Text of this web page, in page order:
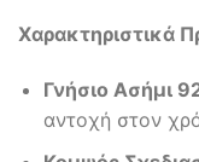
Χαρακτηριστικά
Γνήσιο Ασήμι
αντοχή στον